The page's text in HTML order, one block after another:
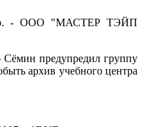
- ООО "МАСТЕР ТЭЙП
предупредил группу
архив учебного центра